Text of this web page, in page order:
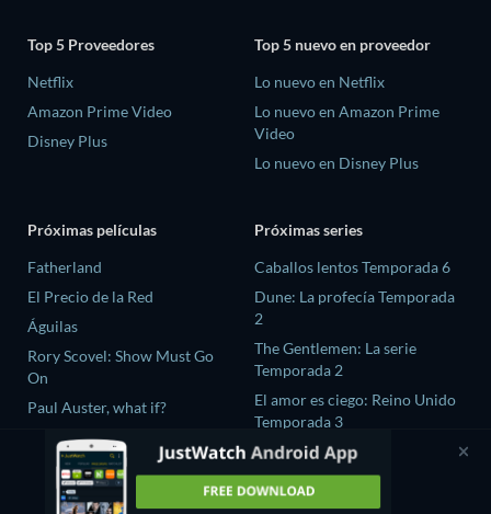
Top 5 Proveedores
Netflix
Amazon Prime Video
Disney Plus
Top 5 nuevo en proveedor
Lo nuevo en Netflix
Lo nuevo en Amazon Prime
Video
Lo nuevo en Disney Plus
Próximas películas
Fatherland
El Precio de la Red
Águilas
Rory Scovel: Show Must Go
On
Paul Auster, what if?
Próximas series
Caballos lentos Temporada 6
Dune: La profecía Temporada
2
The Gentlemen: La serie
Temporada 2
El amor es ciego: Reino Unido
Temporada 3
The Chosen In The Wild with
Bear Grylls Temporada 1